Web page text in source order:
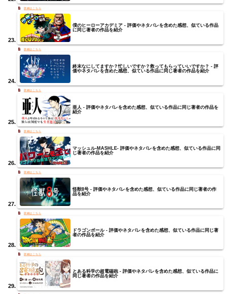
僕のヒーローアカデミア - 評価やネタバレを含めた感想、似ている作品
に同じ著者の作品を紹介
終末なにしてますか？忙しいですか？救ってもらっていいですか？ - 評
価やネタバレを含めた感想、似ている作品に同じ著者の作品を紹介
亜人 - 評価やネタバレを含めた感想、似ている作品に同じ著者の作品を
紹介
マッシュル-MASHLE- 評価やネタバレを含めた感想、似ている作品に同
じ著者の作品を紹介
怪獣8号 - 評価やネタバレを含めた感想、似ている作品に同じ著者の作
品を紹介
ドラゴンボール - 評価やネタバレを含めた感想、似ている作品に同じ著
者の作品を紹介
とある科学の超電磁砲 - 評価やネタバレを含めた感想、似ている作品に
同じ著者の作品を紹介